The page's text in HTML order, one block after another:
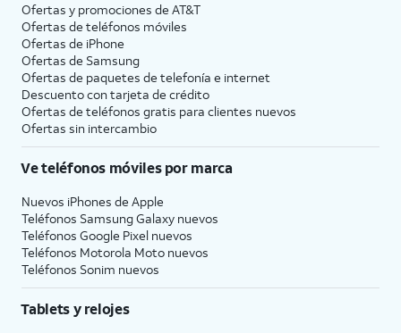
Ofertas y promociones de AT&T
Ofertas de teléfonos móviles
Ofertas de iPhone
Ofertas de Samsung
Ofertas de paquetes de telefonía e internet
Descuento con tarjeta de crédito
Ofertas de teléfonos gratis para clientes nuevos
Ofertas sin intercambio
Ve teléfonos móviles por marca
Nuevos iPhones de Apple
Teléfonos Samsung Galaxy nuevos
Teléfonos Google Pixel nuevos
Teléfonos Motorola Moto nuevos
Teléfonos Sonim nuevos
Tablets y relojes